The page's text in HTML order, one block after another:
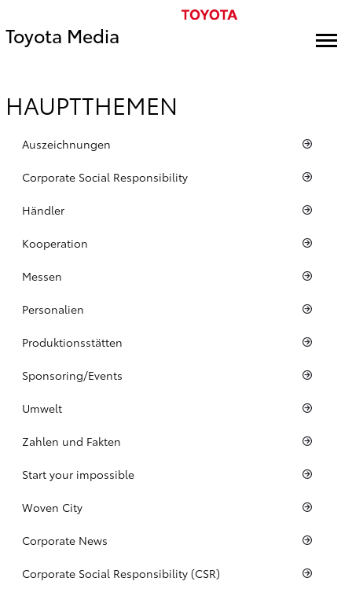
Toyota Media
HAUPTTHEMEN
Auszeichnungen
Corporate Social Responsibility
Händler
Kooperation
Messen
Personalien
Produktionsstätten
Sponsoring/Events
Umwelt
Zahlen und Fakten
Start your impossible
Woven City
Corporate News
Corporate Social Responsibility (CSR)